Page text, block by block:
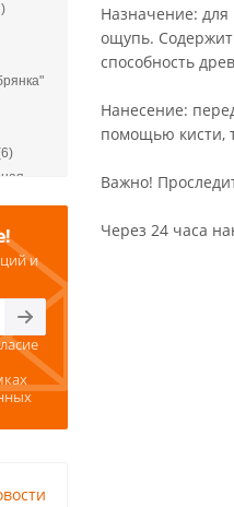
Назначение: для
ощупь.
способность
Нанесение:
помощью кисти,
Важно!
Через 24 часа
и